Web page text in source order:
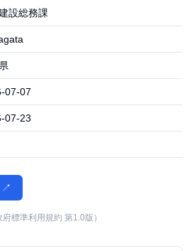
設総務課
07-07
07-23
↗
標準利用規約 第1.0版）